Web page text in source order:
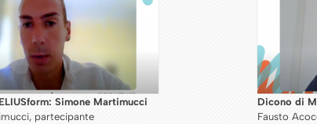
Dicono di MELIUSform: Fausto Acocella
Fausto Acocella, partecipante del Master